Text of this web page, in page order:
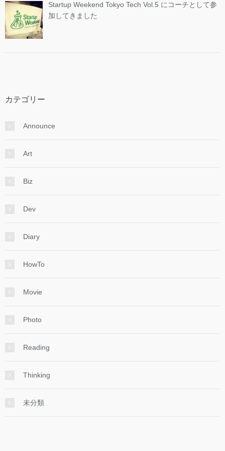
Startup Weekend Tokyo Tech Vol.5 にコーチとして参
加してきました
カテゴリー
Announce
Art
Biz
Dev
Diary
HowTo
Movie
Photo
Reading
Thinking
未分類